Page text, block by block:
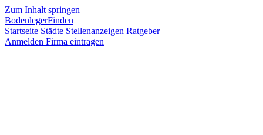
Zum Inhalt springen
BodenlegerFinden
Startseite Städte Stellenanzeigen Ratgeber
Anmelden Firma eintragen